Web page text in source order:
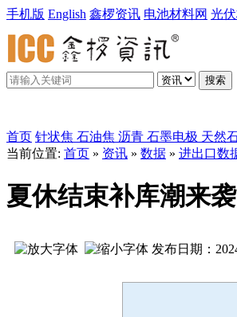
手机版 English 鑫椤资讯 电池材料网 光
搜索
首页 针状焦 石油焦 沥青 石墨电极 天然
当前位置: 首页 » 资讯 » 数据 » 进出口数
夏休结束补库潮来
发布日期：